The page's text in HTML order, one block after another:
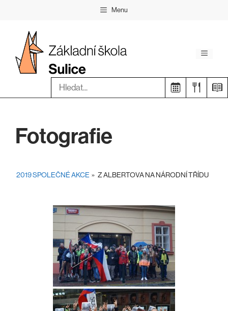
Menu
Menu
Hledat:
Fotografie
2019 SPOLEČNÉ AKCE » Z ALBERTOVA NA NÁRODNÍ TŘÍDU